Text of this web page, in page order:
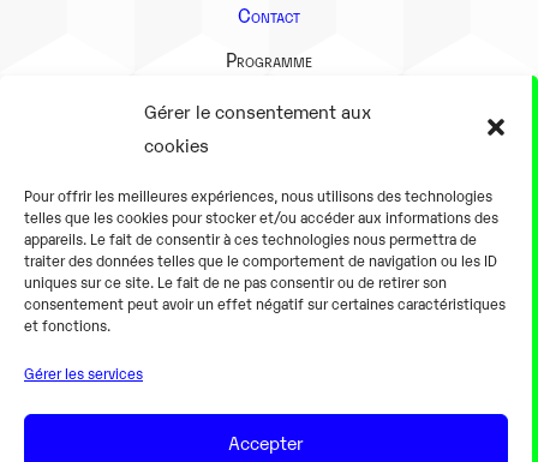
Gérer le consentement aux
cookies
Pour offrir les meilleures expériences, nous utilisons des technologies
telles que les cookies pour stocker et/ou accéder aux informations des
appareils. Le fait de consentir à ces technologies nous permettra de
traiter des données telles que le comportement de navigation ou les ID
uniques sur ce site. Le fait de ne pas consentir ou de retirer son
consentement peut avoir un effet négatif sur certaines caractéristiques
et fonctions.
Gérer les services
Accepter
Contact
Programme
Présentation
En pratique
Tarifs et horaires
Salles
Équipements numériques
Gaming